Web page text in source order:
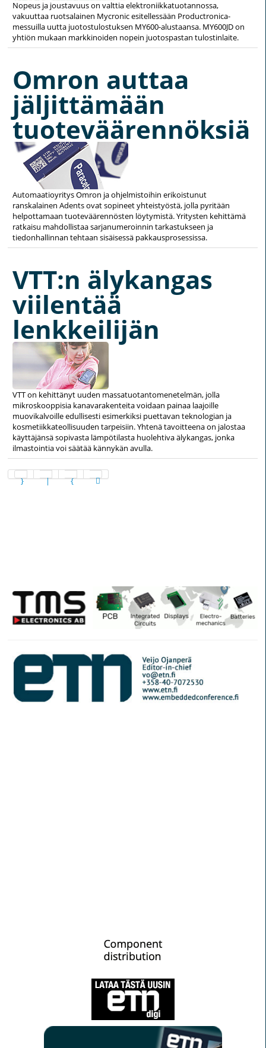
Nopeus ja joustavuus on valttia elektroniikkatuotannossa,
vakuuttaa ruotsalainen Mycronic esitellessään Productronica-
messuilla uutta juotostulostuksen MY600-alustaansa. MY600JD on
yhtiön mukaan markkinoiden nopein juotospastan tulostinlaite.
Omron auttaa
jäljittämään
tuoteväärennöksiä
Automaatioyritys Omron ja ohjelmistoihin erikoistunut
ranskalainen Adents ovat sopineet yhteistyöstä, jolla pyritään
helpottamaan tuoteväärennösten löytymistä. Yritysten kehittämä
ratkaisu mahdollistaa sarjanumeroinnin tarkastukseen ja
tiedonhallinnan tehtaan sisäisessä pakkausprosessissa.
VTT:n älykangas
viilentää
lenkkeilijän
VTT on kehittänyt uuden massatuotantomenetelmän, jolla
mikroskooppisia kanavarakenteita voidaan painaa laajoille
muovikalvoille edullisesti esimerkiksi puettavan teknologian ja
kosmetiikkateollisuuden tarpeisiin. Yhtenä tavoitteena on jalostaa
käyttäjänsä sopivasta lämpötilasta huolehtiva älykangas, jonka
ilmastointia voi säätää kännykän avulla.